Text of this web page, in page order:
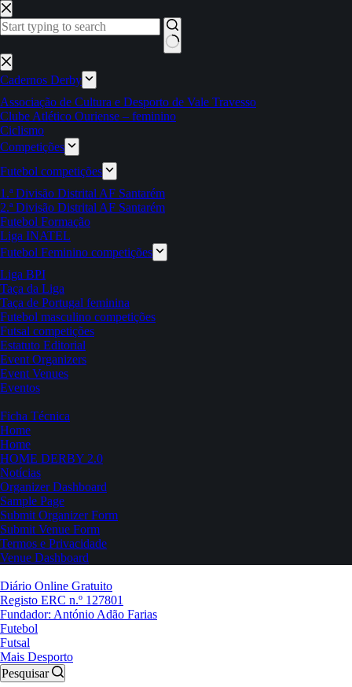
Pular
para
o
Sem
resultados
Cadernos Derby
Associação de Cultura e Desporto de Vale Travesso
Clube Atlético Ouriense – feminino
Ciclismo
Competições
Futebol competições
1.ª Divisão Distrital AF Santarém
2.ª Divisão Distrital AF Santarém
Futebol Formação
Liga INATEL
Futebol Feminino competições
Liga BPI
Taça da Liga
Taça de Portugal feminina
Futebol masculino competições
Futsal competições
Estatuto Editorial
Event Organizers
Event Venues
Eventos
Ficha Técnica
Home
Home
HOME DERBY 2.0
Notícias
Organizer Dashboard
Sample Page
Submit Organizer Form
Submit Venue Form
Termos e Privacidade
Venue Dashboard
Diário Online Gratuito
Registo ERC n.º 127801
Fundador: António Adão Farias
Futebol
Futsal
Mais Desporto
Pesquisar